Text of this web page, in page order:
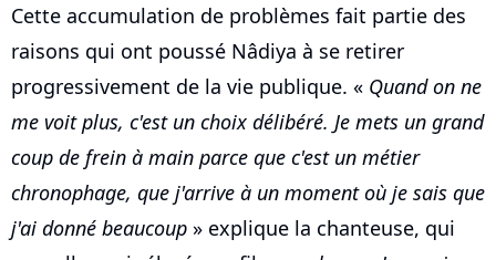
Cette accumulation de problèmes fait partie des
raisons qui ont poussé Nâdiya à se retirer
progressivement de la vie publique. « Quand on ne
me voit plus, c'est un choix délibéré. Je mets un grand
coup de frein à main parce que c'est un métier
chronophage, que j'arrive à un moment où je sais que
j'ai donné beaucoup » explique la chanteuse, qui